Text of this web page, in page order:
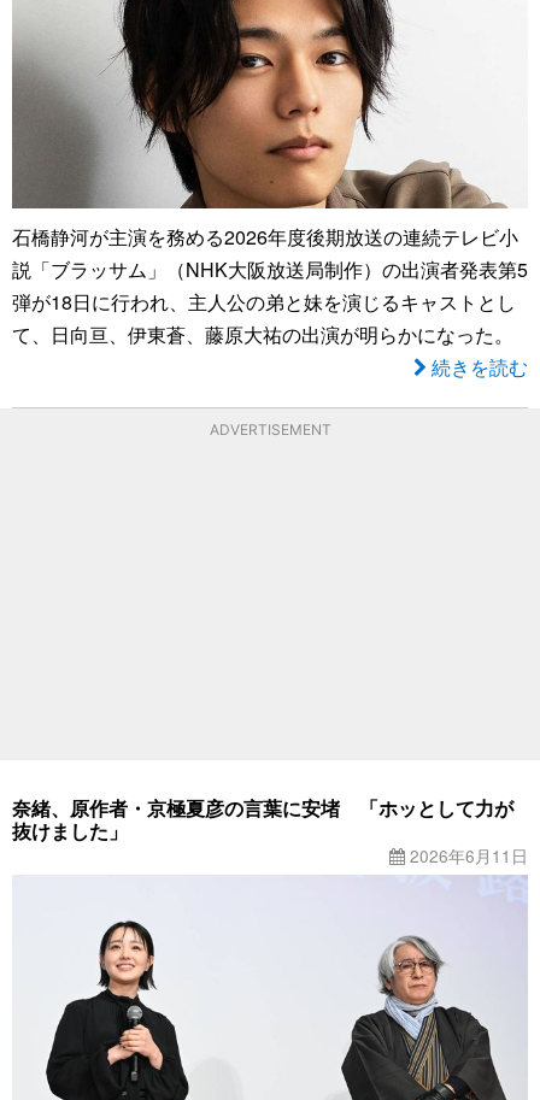
石橋静河が主演を務める2026年度後期放送の連続テレビ小
説「ブラッサム」（NHK大阪放送局制作）の出演者発表第5
弾が18日に行われ、主人公の弟と妹を演じるキャストとし
て、日向亘、伊東蒼、藤原大祐の出演が明らかになった。
続きを読む
ADVERTISEMENT
奈緒、原作者・京極夏彦の言葉に安堵 「ホッとして力が
抜けました」
2026年6月11日